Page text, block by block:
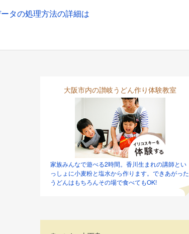
タの処理方法の詳細は
大阪市内の讃岐うどん作り体験教室
家族みんなで遊べる2時間。香川生まれの講師とい
っしょに小麦粉と塩水から作ります。できあがった
うどんはもちろんその場で食べてもOK!